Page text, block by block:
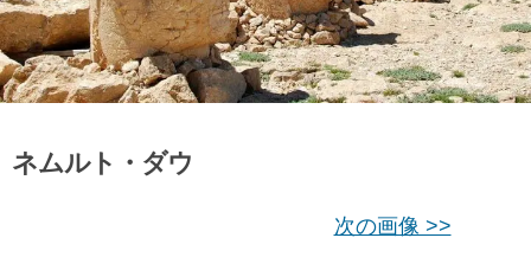
ネムルト・ダウ
次の画像 >>